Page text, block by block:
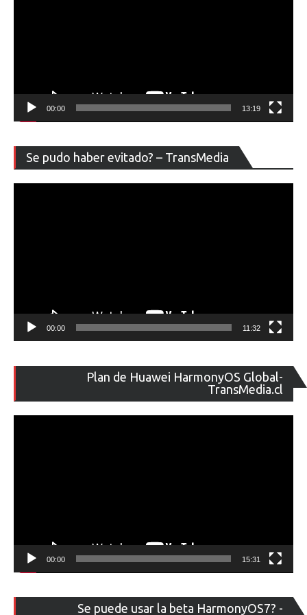
00:00 13:19
Se pudo haber evitado? – TransMedia
de
00:00 11:32
Plan de Huawei HarmonyOS Global-
TransMedia.cl
de
00:00 15:31
Se puede usar la beta HarmonyOS7? -